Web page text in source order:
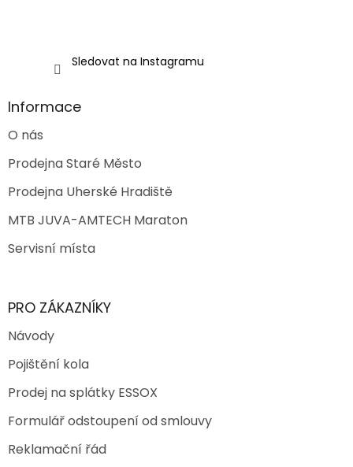
Sledovat na Instagramu
Informace
O nás
Prodejna Staré Město
Prodejna Uherské Hradiště
MTB JUVA-AMTECH Maraton
Servisní místa
PRO ZÁKAZNÍKY
Návody
Pojištění kola
Prodej na splátky ESSOX
Formulář odstoupení od smlouvy
Reklamační řád